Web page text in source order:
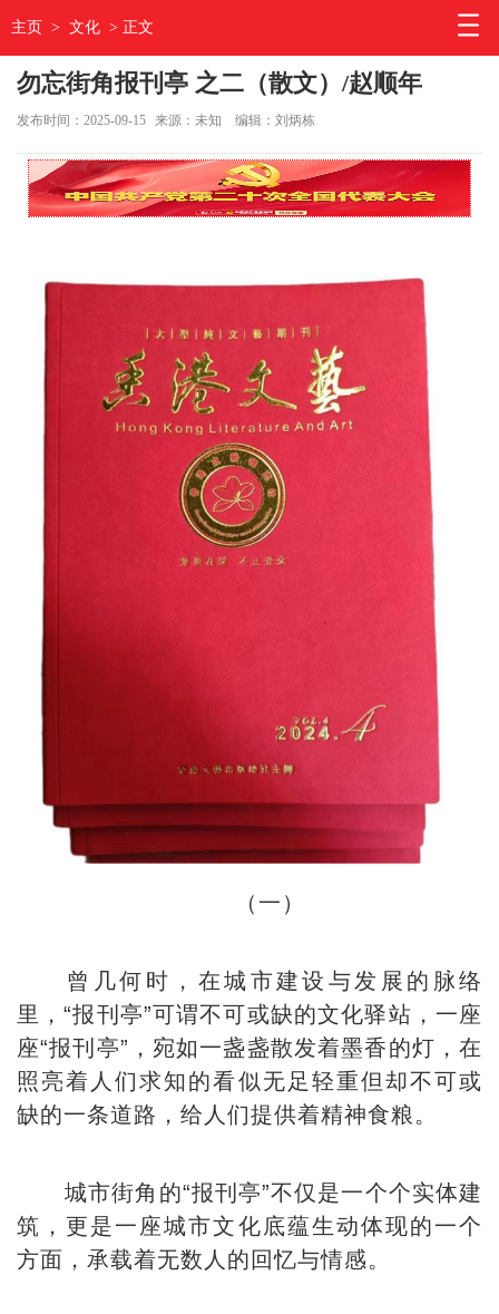
主页 > 文化 > 正文
勿忘街角报刊亭 之二（散文）/赵顺年
发布时间：2025-09-15 来源：未知 编辑：刘炳栋
（一）
曾几何时，在城市建设与发展的脉络
里，“报刊亭”可谓不可或缺的文化驿站，一座
座“报刊亭”，宛如一盏盏散发着墨香的灯，在
照亮着人们求知的看似无足轻重但却不可或
缺的一条道路，给人们提供着精神食粮。
城市街角的“报刊亭”不仅是一个个实体建
筑，更是一座城市文化底蕴生动体现的一个
方面，承载着无数人的回忆与情感。